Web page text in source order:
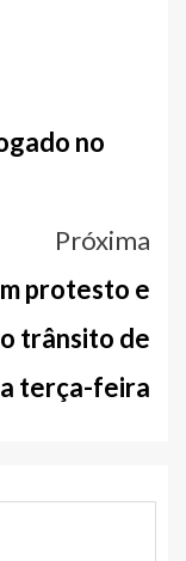
no
Próxima
protesto e
trânsito de
terça-feira